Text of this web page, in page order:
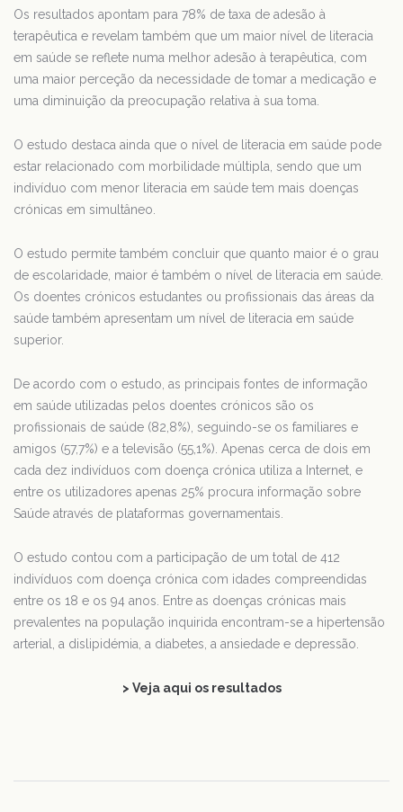
Os resultados apontam para 78% de taxa de adesão à
terapêutica e revelam também que um maior nível de literacia
em saúde se reflete numa melhor adesão à terapêutica, com
uma maior perceção da necessidade de tomar a medicação e
uma diminuição da preocupação relativa à sua toma.
O estudo destaca ainda que o nível de literacia em saúde pode
estar relacionado com morbilidade múltipla, sendo que um
indivíduo com menor literacia em saúde tem mais doenças
crónicas em simultâneo.
O estudo permite também concluir que quanto maior é o grau
de escolaridade, maior é também o nível de literacia em saúde.
Os doentes crónicos estudantes ou profissionais das áreas da
saúde também apresentam um nível de literacia em saúde
superior.
De acordo com o estudo, as principais fontes de informação
em saúde utilizadas pelos doentes crónicos são os
profissionais de saúde (82,8%), seguindo-se os familiares e
amigos (57,7%) e a televisão (55,1%). Apenas cerca de dois em
cada dez indivíduos com doença crónica utiliza a Internet, e
entre os utilizadores apenas 25% procura informação sobre
Saúde através de plataformas governamentais.
O estudo contou com a participação de um total de 412
indivíduos com doença crónica com idades compreendidas
entre os 18 e os 94 anos. Entre as doenças crónicas mais
prevalentes na população inquirida encontram-se a hipertensão
arterial, a dislipidémia, a diabetes, a ansiedade e depressão.
> Veja aqui os resultados